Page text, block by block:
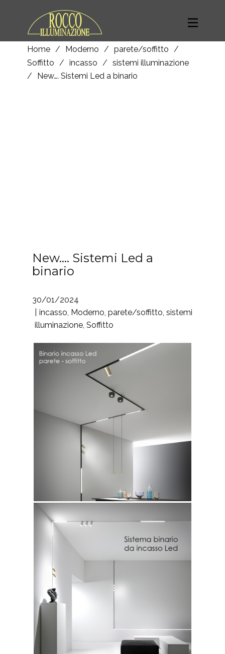
Home / Moderno / parete/soffitto /
Soffitto
/ incasso / sistemi illuminazione
/
New…. Sistemi Led a binario
New…. Sistemi Led a
binario
30/01/2024
incasso, Moderno, parete/soffitto, sistemi
illuminazione, Soffitto